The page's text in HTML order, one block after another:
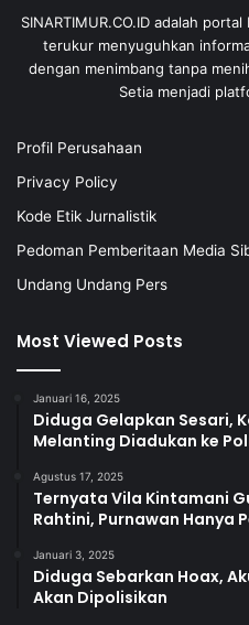
SINARTIMUR.CO.ID adalah
terukur menyuguhkan
dengan menimbang tanpa
Setia menjadi
Profil Perusahaan
Privacy Policy
Kode Etik Jurnalistik
Pedoman Pemberitaan Media
Undang Undang Pers
Most Viewed Posts
Januari 16, 2025
Diduga Gelapkan Sesari,
Melanting Diadukan ke
Agustus 17, 2025
Ternyata Vila Kintamani
Rahtini, Purnawan Hanya
Januari 3, 2025
Diduga Sebarkan Hoax,
Akan Dipolisikan